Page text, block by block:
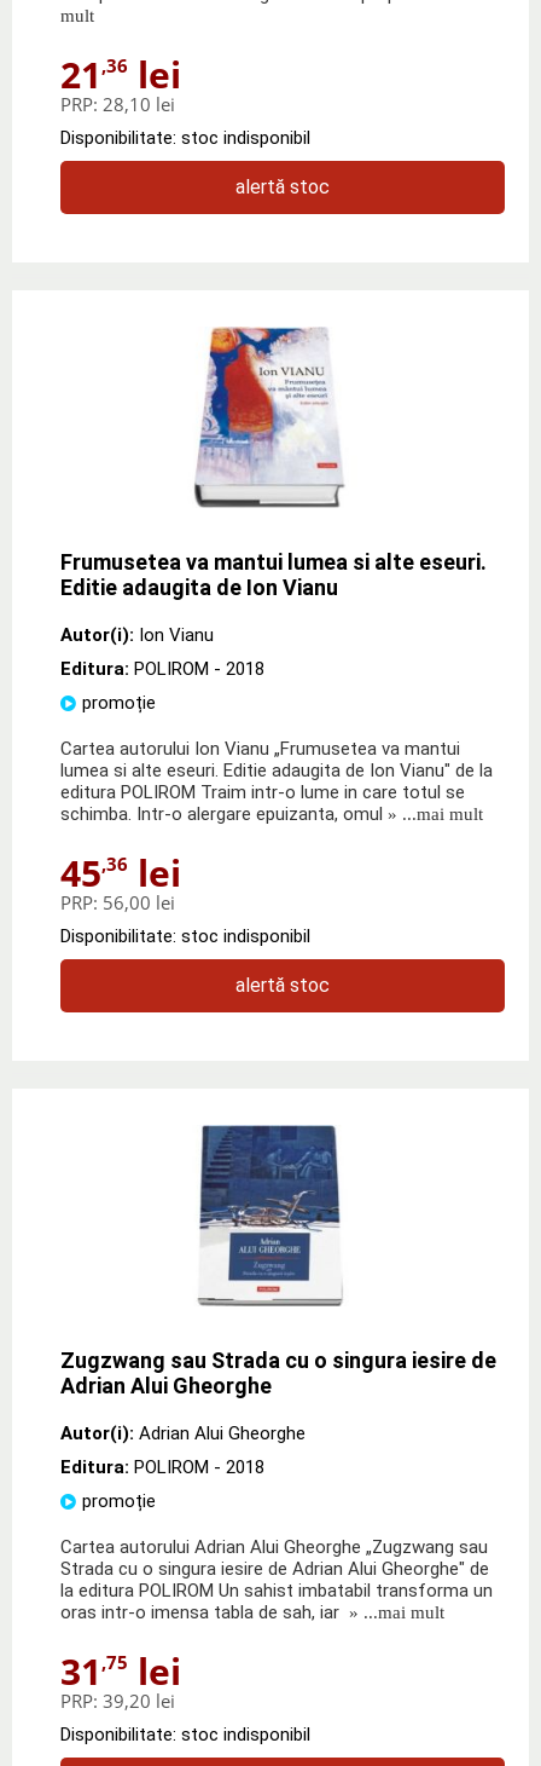
mult
21 ,36 lei
PRP: 28,10 lei
Disponibilitate: stoc indisponibil
alertă stoc
Frumusetea va mantui lumea si alte eseuri.
Editie adaugita de Ion Vianu
Autor(i): Ion Vianu
Editura: POLIROM - 2018
promoție
Cartea autorului Ion Vianu „Frumusetea va mantui
lumea si alte eseuri. Editie adaugita de Ion Vianu" de la
editura POLIROM Traim intr-o lume in care totul se
schimba. Intr-o alergare epuizanta, omul » ...mai mult
45,36 lei
PRP: 56,00 lei
Disponibilitate: stoc indisponibil
alertă stoc
Zugzwang sau Strada cu o singura iesire de
Adrian Alui Gheorghe
Autor(i): Adrian Alui Gheorghe
Editura: POLIROM - 2018
promoție
Cartea autorului Adrian Alui Gheorghe „Zugzwang sau
Strada cu o singura iesire de Adrian Alui Gheorghe" de
la editura POLIROM Un sahist imbatabil transforma un
oras intr-o imensa tabla de sah, iar » ...mai mult
31 ,75 lei
PRP: 39,20 lei
Disponibilitate: stoc indisponibil